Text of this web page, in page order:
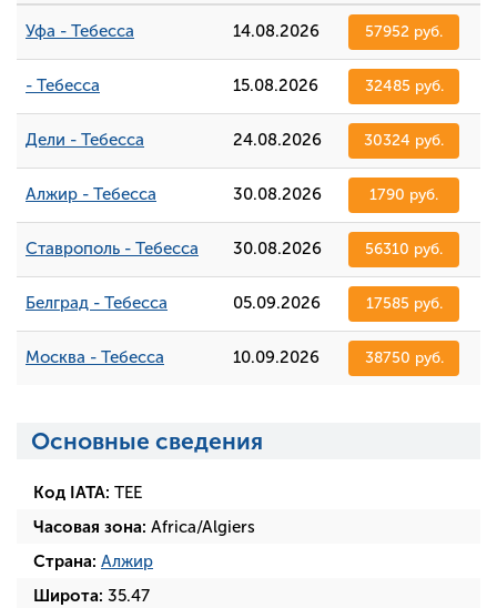
Уфа - Тебесса 14.08.2026 57952 руб.
- Тебесса 15.08.2026 32485 руб.
Дели - Тебесса 24.08.2026 30324 руб.
Алжир - Тебесса 30.08.2026 1790 руб.
Ставрополь - Тебесса 30.08.2026 56310 руб.
Белград - Тебесса 05.09.2026 17585 руб.
Москва - Тебесса 10.09.2026 38750 руб.
Основные сведения
Код IATA: TEE
Часовая зона: Africa/Algiers
Страна: Алжир
Широта: 35.47